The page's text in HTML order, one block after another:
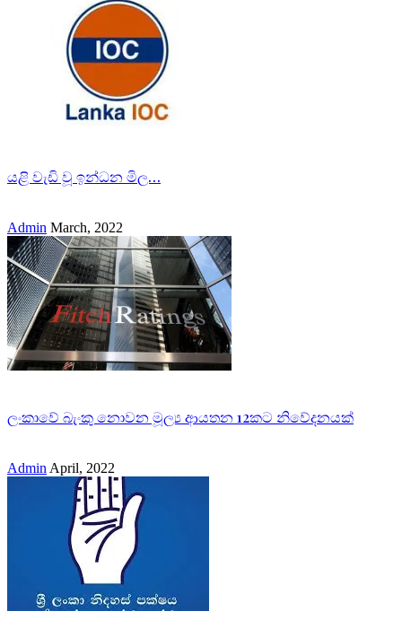
යළි වැඩි වූ ඉන්ධන මිල…
Admin March, 2022
ලංකාවේ බැංකු නොවන මූල්‍ය ආයතන 12කට නිවේදනයක්
Admin April, 2022